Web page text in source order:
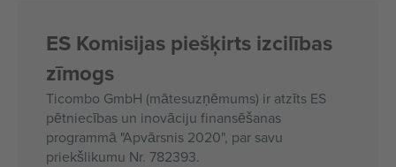
ES Komisijas piešķirts izcilības
zīmogs
Ticombo GmbH (mātesuzņēmums) ir atzīts ES
pētniecības un inovāciju finansēšanas
programmā "Apvārsnis 2020", par savu
priekšlikumu Nr. 782393.